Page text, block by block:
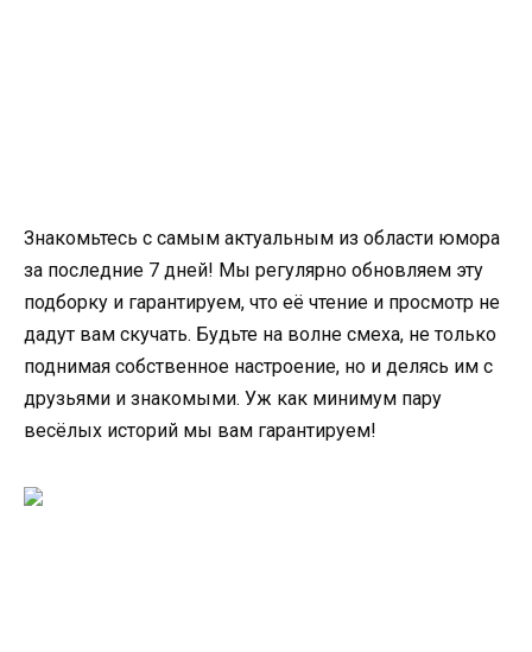
Знакомьтесь с самым актуальным из области юмора
за последние 7 дней! Мы регулярно обновляем эту
подборку и гарантируем, что её чтение и просмотр не
дадут вам скучать. Будьте на волне смеха, не только
поднимая собственное настроение, но и делясь им с
друзьями и знакомыми. Уж как минимум пару
весёлых историй мы вам гарантируем!